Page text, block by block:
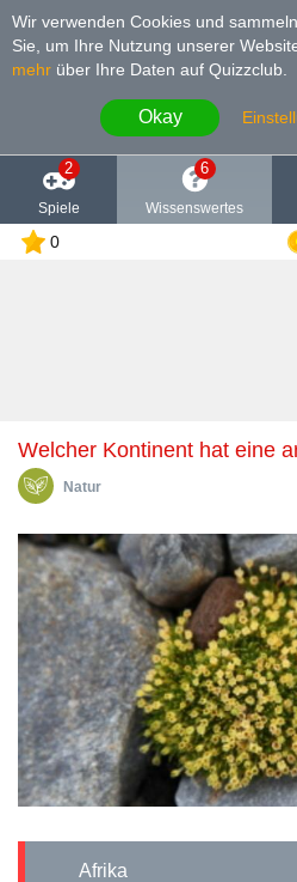
Wir verwenden Cookies und
Sie, um Ihre Nutzung unserer
mehr über Ihre Daten auf Quizzclub.
Okay
2
Spiele
6
Wissenswertes
0
Welcher Kontinent hat eine
Natur
Afrika